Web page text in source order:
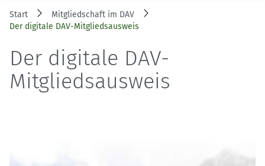
Start
Mitgliedschaft im DAV
Der digitale DAV-Mitgliedsausweis
Der digitale DAV-
Mitgliedsausweis